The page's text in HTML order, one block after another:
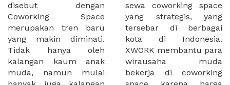
disebut dengan
Coworking Space
merupakan tren baru
yang makin diminati.
Tidak hanya oleh
kalangan kaum anak
muda, namun mulai
sewa coworking space
yang strategis, yang
tersebar di berbagai
kota di Indonesia.
XWORK membantu para
wirausaha muda
bekerja di coworking